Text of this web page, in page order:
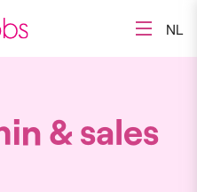
NL
& sales